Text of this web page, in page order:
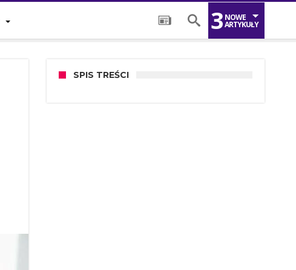
3 NOWE
ARTYKUŁY
SPIS TREŚCI